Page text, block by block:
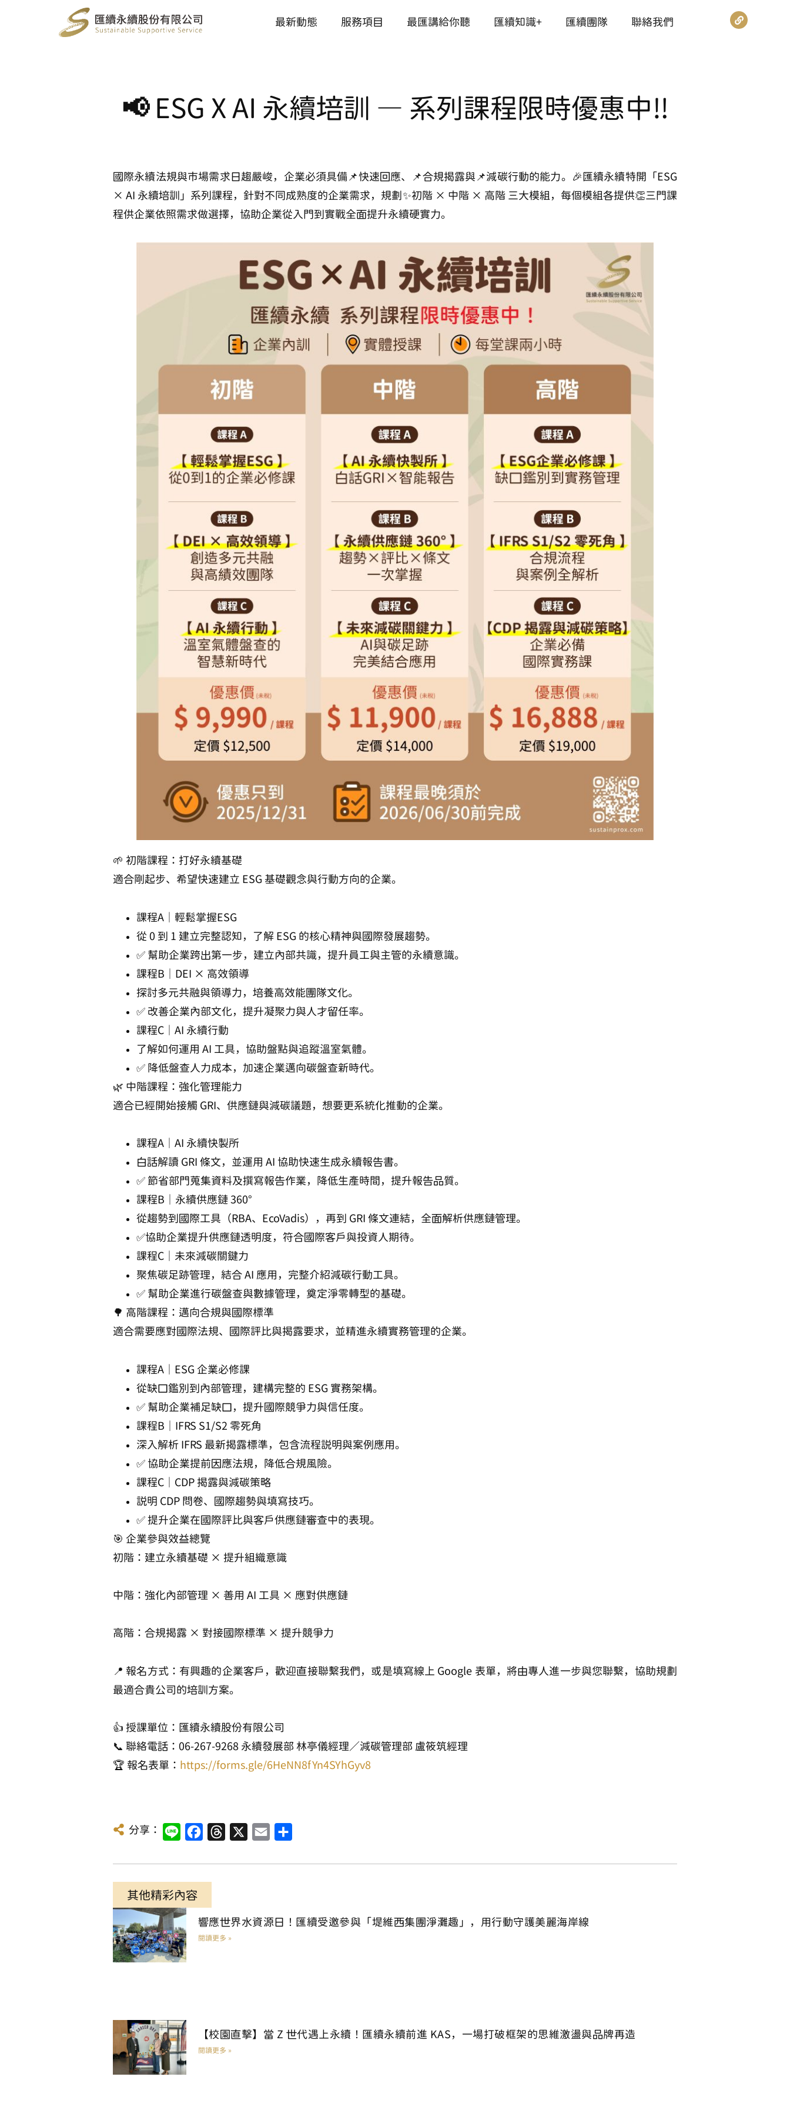
最新動態 服務項目 最匯講給你聽 匯續知識+ 匯續團隊 聯絡我們
📢 ESG X AI 永續培訓 — 系列課程限時優惠中‼️
國際永續法規與市場需求日趨嚴峻，企業必須具備📌快速回應、📌合規揭露與📌減碳行動的能力。🎉匯續永續特開「ESG
× AI 永續培訓」系列課程，針對不同成熟度的企業需求，規劃✨初階 × 中階 × 高階 三大模組，每個模組各提供👏三門課
程供企業依照需求做選擇，協助企業從入門到實戰全面提升永續硬實力。
🌱 初階課程：打好永續基礎
適合剛起步、希望快速建立 ESG 基礎觀念與行動方向的企業。
課程A｜輕鬆掌握ESG
從 0 到 1 建立完整認知，了解 ESG 的核心精神與國際發展趨勢。
✅ 幫助企業跨出第一步，建立內部共識，提升員工與主管的永續意識。
課程B｜DEI × 高效領導
探討多元共融與領導力，培養高效能團隊文化。
✅ 改善企業內部文化，提升凝聚力與人才留任率。
課程C｜AI 永續行動
了解如何運用 AI 工具，協助盤點與追蹤溫室氣體。
✅ 降低盤查人力成本，加速企業邁向碳盤查新時代。
🌿 中階課程：強化管理能力
適合已經開始接觸 GRI、供應鏈與減碳議題，想要更系統化推動的企業。
課程A｜AI 永續快製所
白話解讀 GRI 條文，並運用 AI 協助快速生成永續報告書。
✅ 節省部門蒐集資料及撰寫報告作業，降低生產時間，提升報告品質。
課程B｜永續供應鏈 360°
從趨勢到國際工具（RBA、EcoVadis），再到 GRI 條文連結，全面解析供應鏈管理。
✅協助企業提升供應鏈透明度，符合國際客戶與投資人期待。
課程C｜未來減碳關鍵力
聚焦碳足跡管理，結合 AI 應用，完整介紹減碳行動工具。
✅ 幫助企業進行碳盤查與數據管理，奠定淨零轉型的基礎。
🌳 高階課程：邁向合規與國際標準
適合需要應對國際法規、國際評比與揭露要求，並精進永續實務管理的企業。
課程A｜ESG 企業必修課
從缺口鑑別到內部管理，建構完整的 ESG 實務架構。
✅ 幫助企業補足缺口，提升國際競爭力與信任度。
課程B｜IFRS S1/S2 零死角
深入解析 IFRS 最新揭露標準，包含流程說明與案例應用。
✅ 協助企業提前因應法規，降低合規風險。
課程C｜CDP 揭露與減碳策略
說明 CDP 問卷、國際趨勢與填寫技巧。
✅ 提升企業在國際評比與客戶供應鏈審查中的表現。
🎯 企業參與效益總覽
初階：建立永續基礎 × 提升組織意識
中階：強化內部管理 × 善用 AI 工具 × 應對供應鏈
高階：合規揭露 × 對接國際標準 × 提升競爭力
📍 報名方式：有興趣的企業客戶，歡迎直接聯繫我們，或是填寫線上 Google 表單，將由專人進一步與您聯繫，協助規劃
最適合貴公司的培訓方案。
👍 授課單位：匯續永續股份有限公司
📞 聯絡電話：06-267-9268 永續發展部 林亭儀經理／減碳管理部 盧筱筑經理
🏆 報名表單： https://forms.gle/6HeNN8fYn4SYhGyv8
分享： Line FacebookThreads Email
其他精彩內容
響應世界水資源日！匯續受邀參與「堤維西集團淨灘趣」，用行動守護美麗海岸線
閱讀更多 »
【校園直擊】當 Z 世代遇上永續！匯續永續前進 KAS，一場打破框架的思維激盪與品牌再造
閱讀更多 »